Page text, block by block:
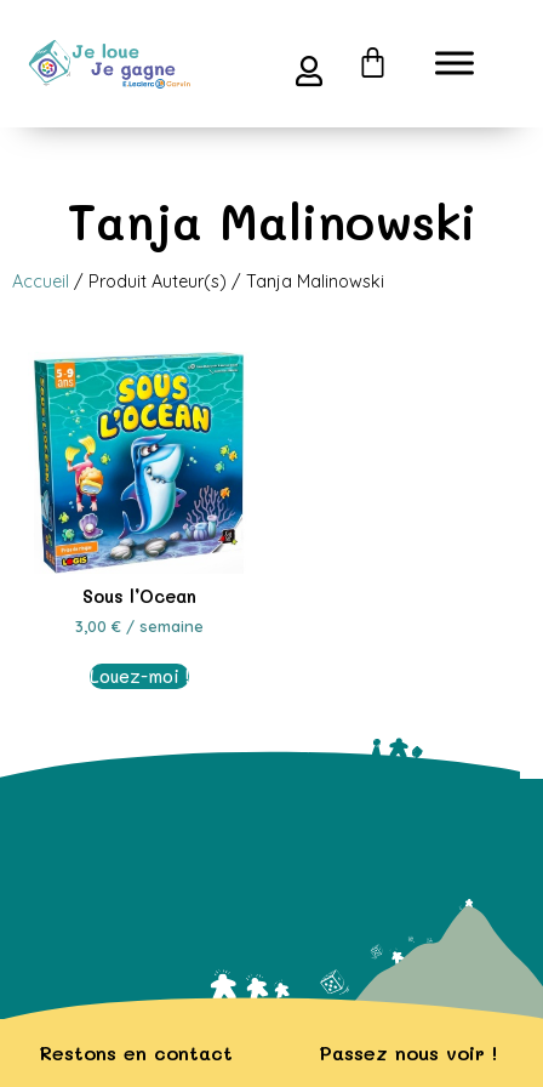
Tanja Malinowski
Accueil / Produit Auteur(s) / Tanja Malinowski
Sous l’Ocean
3,00 €/ semaine
Louez-moi !
Restons en contact Passez nous voir !